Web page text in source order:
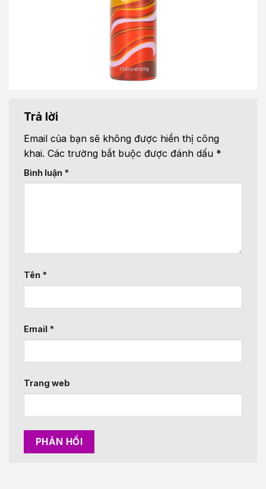
Trả lời
Email của bạn sẽ không được hiển thị công
khai. Các trường bắt buộc được đánh dấu *
Bình luận *
Tên *
Email *
Trang web